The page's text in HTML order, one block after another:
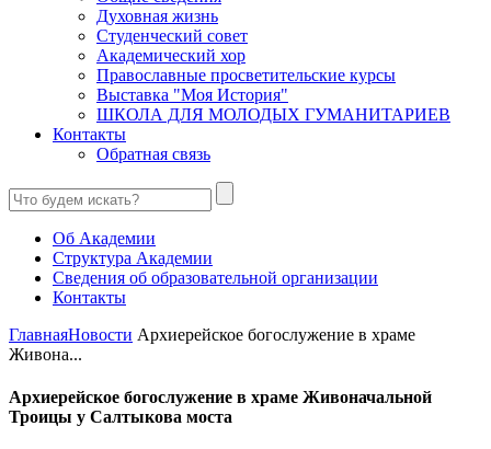
Духовная жизнь
Студенческий совет
Академический хор
Православные просветительские курсы
Выставка "Моя История"
ШКОЛА ДЛЯ МОЛОДЫХ ГУМАНИТАРИЕВ
Контакты
Обратная связь
Об Академии
Структура Академии
Сведения об образовательной организации
Контакты
ГлавнаяНовости Архиерейское богослужение в храме
Живона...
Архиерейское богослужение в храме Живоначальной
Троицы у Салтыкова моста